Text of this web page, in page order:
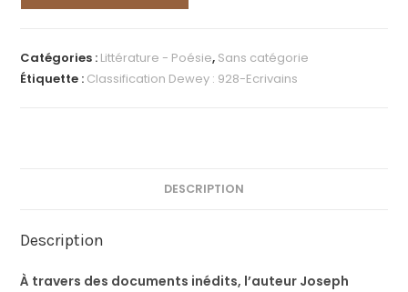
Catégories : Littérature - Poésie, Sans catégorie
Étiquette : Classification Dewey : 928-Ecrivains
DESCRIPTION
Description
À travers des documents inédits, l’auteur Joseph